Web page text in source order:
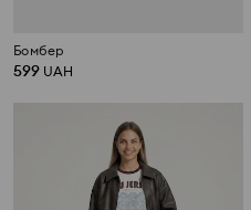
Бомбер
599 UAH